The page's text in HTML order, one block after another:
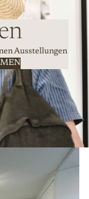
Ausstellungen